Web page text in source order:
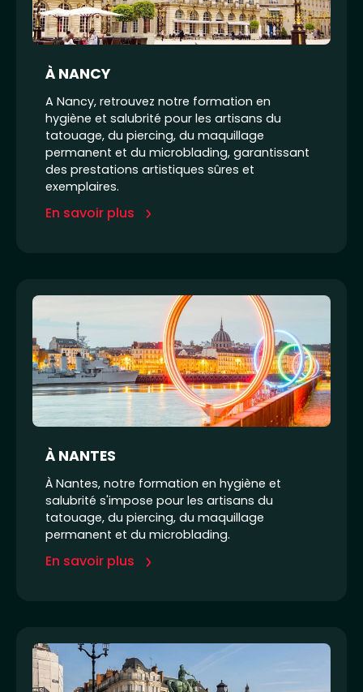
À NANCY
A Nancy, retrouvez notre formation en
hygiène et salubrité pour les artisans du
tatouage, du piercing, du maquillage
permanent et du microblading, garantissant
des prestations artistiques sûres et
exemplaires.
En savoir plus
À NANTES
À Nantes, notre formation en hygiène et
salubrité s'impose pour les artisans du
tatouage, du piercing, du maquillage
permanent et du microblading.
En savoir plus